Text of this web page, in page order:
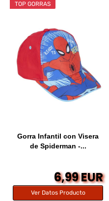
TOP GORRAS
Gorra Infantil con Visera
de Spiderman -...
6,99 EUR
Ver Datos Producto